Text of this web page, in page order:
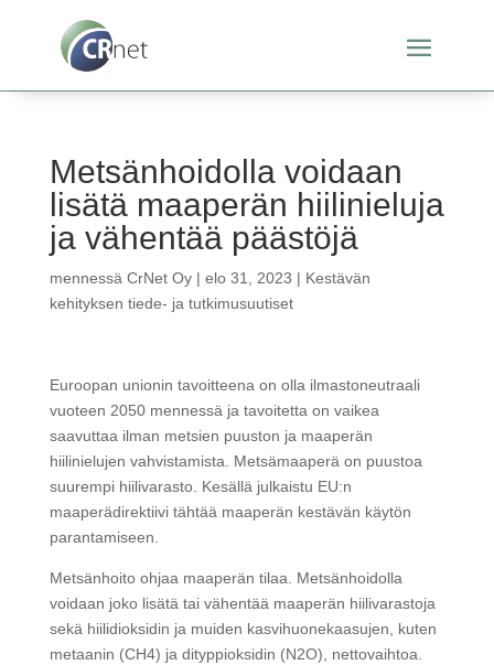
Metsänhoidolla voidaan
lisätä maaperän hiilinieluja
ja vähentää päästöjä
mennessä CrNet Oy| elo 31, 2023 | Kestävän
kehityksen tiede- ja tutkimusuutiset
Euroopan unionin tavoitteena on olla ilmastoneutraali
vuoteen 2050 mennessä ja tavoitetta on vaikea
saavuttaa ilman metsien puuston ja maaperän
hiilinielujen vahvistamista. Metsämaaperä on puustoa
suurempi hiilivarasto. Kesällä julkaistu EU:n
maaperädirektiivi tähtää maaperän kestävän käytön
parantamiseen.
Metsänhoito ohjaa maaperän tilaa. Metsänhoidolla
voidaan joko lisätä tai vähentää maaperän hiilivarastoja
sekä hiilidioksidin ja muiden kasvihuonekaasujen, kuten
metaanin (CH4) ja dityppioksidin (N2O), nettovaihtoa.